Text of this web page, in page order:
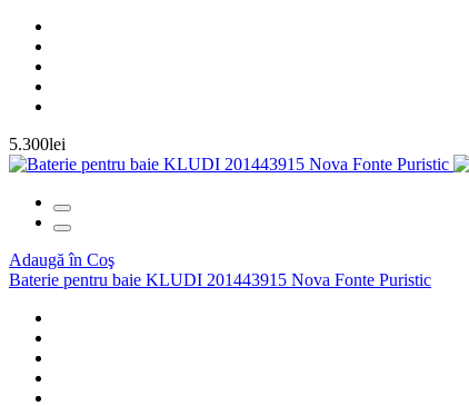
5.300lei
Adaugă în Coş
Baterie pentru baie KLUDI 201443915 Nova Fonte Puristic